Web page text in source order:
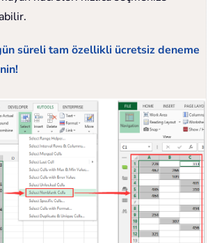
süreli tam özellikli ücretsiz deneme